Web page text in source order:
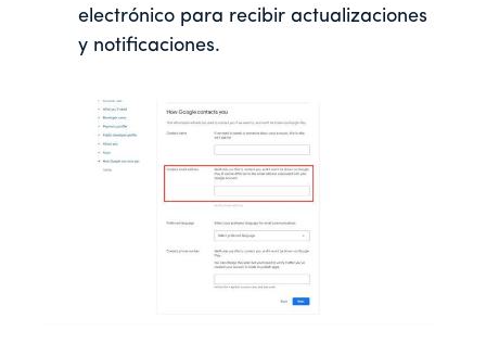
electrónico para recibir actualizaciones
y notificaciones.